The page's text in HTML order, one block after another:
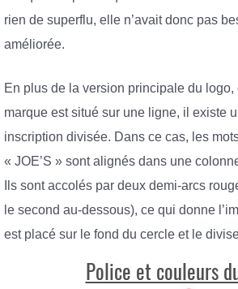
rien de superflu, elle n’avait donc pas
améliorée.
En plus de la version principale du logo,
marque est situé sur une ligne, il existe
inscription divisée. Dans ce cas, les
« JOE’S » sont alignés dans une
Ils sont accolés par deux demi-arcs
le second au-dessous), ce qui donne
est placé sur le fond du cercle et le
Police et couleurs